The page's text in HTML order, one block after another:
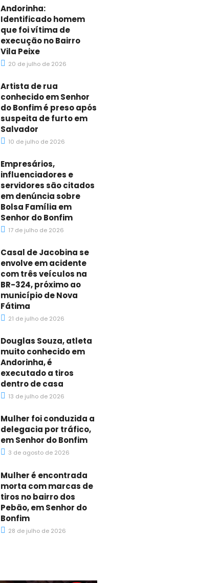
Andorinha:
Identificado homem
que foi vítima de
execução no Bairro
Vila Peixe
20 de julho de 2026
Artista de rua
conhecido em Senhor
do Bonfim é preso após
suspeita de furto em
Salvador
10 de julho de 2026
Empresários,
influenciadores e
servidores são citados
em denúncia sobre
Bolsa Família em
Senhor do Bonfim
17 de julho de 2026
Casal de Jacobina se
envolve em acidente
com três veículos na
BR-324, próximo ao
município de Nova
Fátima
21 de julho de 2026
Douglas Souza, atleta
muito conhecido em
Andorinha, é
executado a tiros
dentro de casa
13 de julho de 2026
Mulher foi conduzida a
delegacia por tráfico,
em Senhor do Bonfim
3 de agosto de 2026
Mulher é encontrada
morta com marcas de
tiros no bairro dos
Pebão, em Senhor do
Bonfim
28 de julho de 2026